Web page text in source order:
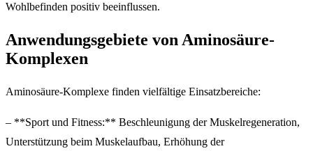
Wohlbefinden positiv beeinflussen.
Anwendungsgebiete von Aminosäure-
Komplexen
Aminosäure-Komplexe finden vielfältige Einsatzbereiche:
– **Sport und Fitness:** Beschleunigung der Muskelregeneration,
Unterstützung beim Muskelaufbau, Erhöhung der